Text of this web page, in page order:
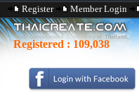
Register Member Login
Registered : 109,038